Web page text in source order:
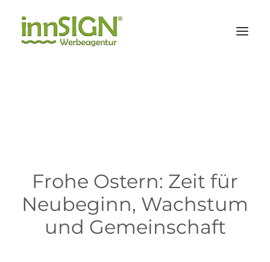
KONTAKT
Frohe Ostern: Zeit für
Neubeginn, Wachstum
und Gemeinschaft